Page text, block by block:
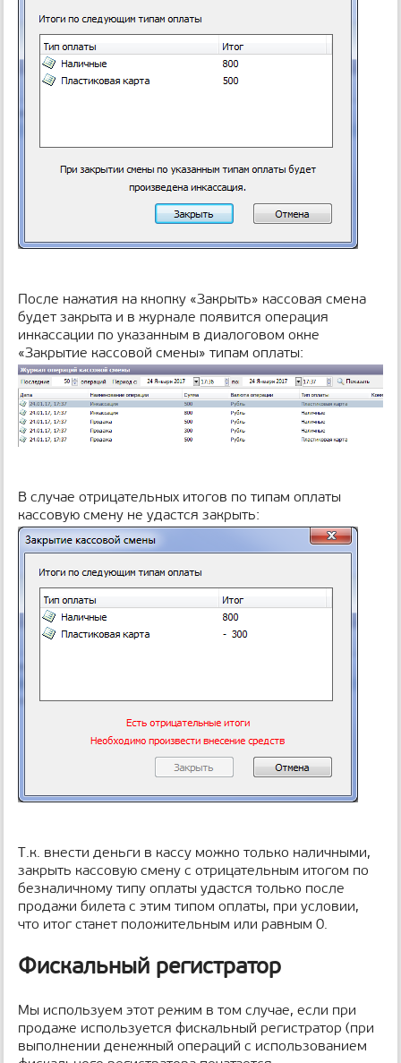
После нажатия на кнопку «Закрыть» кассовая смена
будет закрыта и в журнале появится операция
инкассации по указанным в диалоговом окне
«Закрытие кассовой смены» типам оплаты:
В случае отрицательных итогов по типам оплаты
кассовую смену не удастся закрыть:
Т.к. внести деньги в кассу можно только наличными,
закрыть кассовую смену с отрицательным итогом по
безналичному типу оплаты удастся только после
продажи билета с этим типом оплаты, при условии,
что итог станет положительным или равным 0.
Фискальный регистратор
Мы используем этот режим в том случае, если при
продаже используется фискальный регистратор (при
выполнении денежный операций с использованием